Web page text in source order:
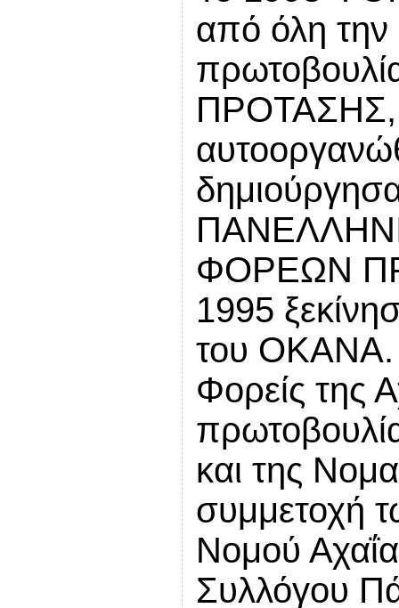
από όλη
ΠΡΟΤΑΣΗΣ,
ΦΟΡΕΩΝ
1995
του ΟΚΑΝΑ.
Φορείς της
και της
συμμετοχή
Νομού
Συλλόγου